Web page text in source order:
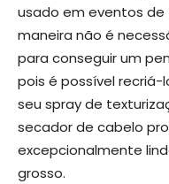
usado em eventos
maneira não é
para conseguir um
pois é possível recriá-
seu spray de
secador de cabelo
excepcionalmente
grosso.